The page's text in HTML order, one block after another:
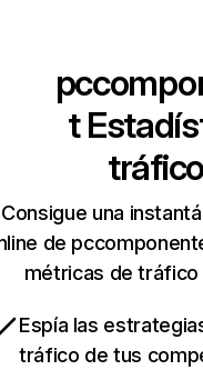
t
Consigue una
de
métricas de
Espía las
tráfico de tus